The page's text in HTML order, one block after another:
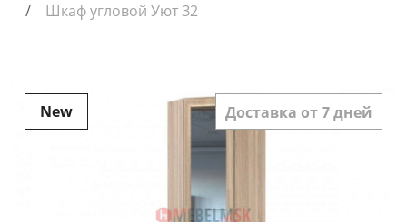
Шкаф угловой Уют З2
New Доставка от 7 дней